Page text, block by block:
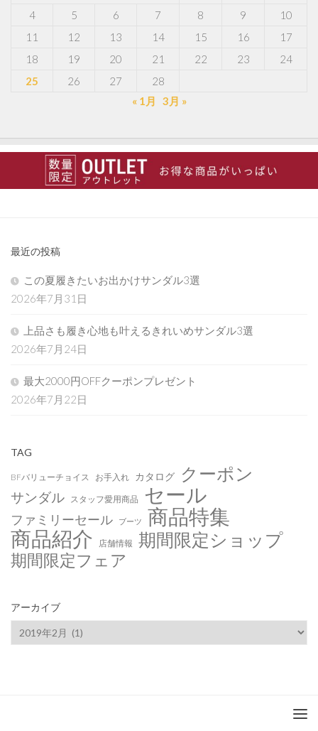
4
5 6 7 8 9
10
11
12 13 14 15 16
17
18
19 20 21 22 23
24
25
26 27
28
« 1月
3月 »
最近の投稿
この夏履きたいお出かけサンダル3選
2026年7月31日
上品さも履き心地も叶えるきれいめサンダル3選
2026年7月24日
最大2000円OFFクーポンプレゼント
2026年7月22日
TAG
BFバリューチョイス お手入れ カタログ クーポン
サンダル スタッフ愛用商品 セール
ファミリーセール ブーツ 商品特集
商品紹介 店舗情報 期間限定ショップ
期間限定フェア
アーカイブ
ア
ー